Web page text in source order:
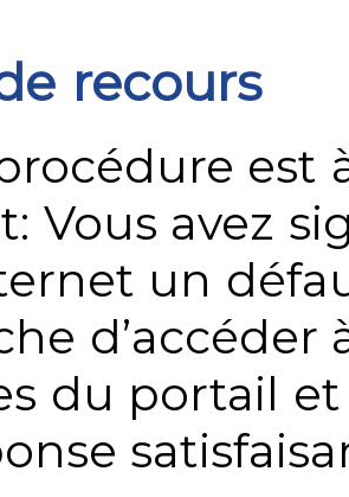
recours
est
Vous avez
un
du portail